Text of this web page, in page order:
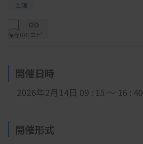
生理
保存URLコピー
開催日時
2026年2月14日 09 : 15 ～ 16 : 40
開催形式